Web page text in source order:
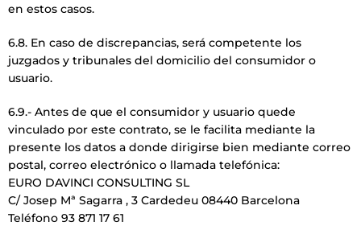
en estos casos.
6.8. En caso de discrepancias, será competente los
juzgados y tribunales del domicilio del consumidor o
usuario.
6.9.- Antes de que el consumidor y usuario quede
vinculado por este contrato, se le facilita mediante la
presente los datos a donde dirigirse bien mediante correo
postal, correo electrónico o llamada telefónica:
EURO DAVINCI CONSULTING SL
C/ Josep Mª Sagarra , 3 Cardedeu 08440 Barcelona
Teléfono 93 871 17 61